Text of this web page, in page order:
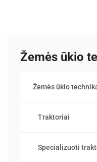
Žemės ūkio
Žemės ūkio
Traktoriai
Specializuoti